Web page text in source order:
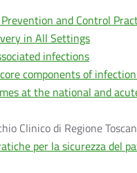
and Control
in All Settings
infections
components of
at the national and
Clinico di Regione
per la sicurezza del